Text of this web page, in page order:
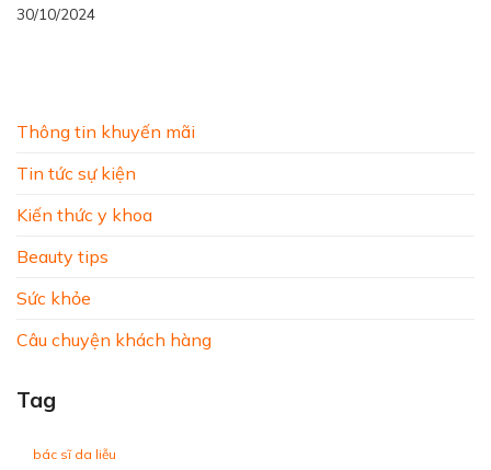
Thông tin khuyến mãi
Tin tức sự kiện
Kiến thức y khoa
Beauty tips
Sức khỏe
Câu chuyện khách hàng
Tag
bác sĩ da liễu
30/10/2024